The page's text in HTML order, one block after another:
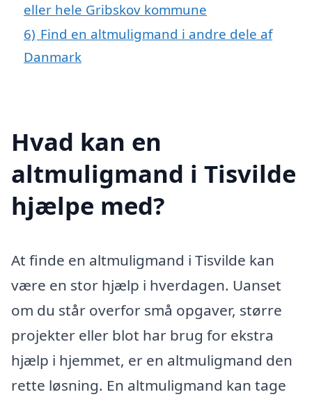
eller hele Gribskov kommune
6) Find en altmuligmand i andre dele af
Danmark
Hvad kan en
altmuligmand i Tisvilde
hjælpe med?
At finde en altmuligmand i Tisvilde kan
være en stor hjælp i hverdagen. Uanset
om du står overfor små opgaver, større
projekter eller blot har brug for ekstra
hjælp i hjemmet, er en altmuligmand den
rette løsning. En altmuligmand kan tage